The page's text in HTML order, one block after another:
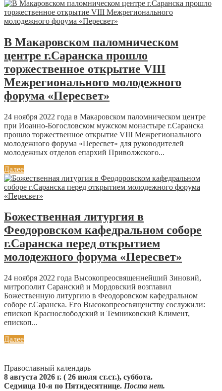
В Макаровском паломническом
центре г.Саранска прошло
торжественное открытие VIII
Межрегионального молодежного
форума «Пересвет»
24 ноября 2022 года в Макаровском паломническом центре
при Иоанно-Богословском мужском монастыре г.Саранска
прошло торжественное открытие VIII Межрегионального
молодежного форума «Пересвет» для руководителей
молодежных отделов епархий Приволжского...
Далее
Божественная литургия в
Феодоровском кафедральном соборе
г.Саранска перед открытием
молодежного форума «Пересвет»
24 ноября 2022 года Высокопреосвященнейший Зиновий,
митрополит Саранский и Мордовский возглавил
Божественную литургию в Феодоровском кафедральном
соборе г.Саранска. Его Высокопреосвященству сослужили:
епископ Краснослободский и Темниковский Климент,
епископ...
Далее
Православный календарь
8 августа 2026 г. ( 26 июля ст.ст.), суббота.
Седмица 10-я по Пятидесятнице. Поста нет.